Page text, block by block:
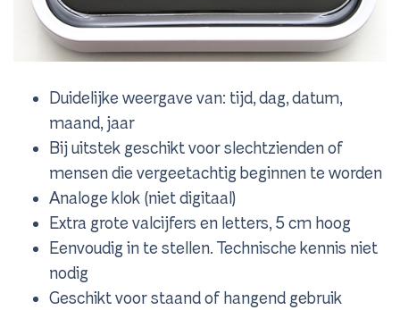
Duidelijke weergave van: tijd, dag, datum,
maand, jaar
Bij uitstek geschikt voor slechtzienden of
mensen die vergeetachtig beginnen te worden
Analoge klok (niet digitaal)
Extra grote valcijfers en letters, 5 cm hoog
Eenvoudig in te stellen. Technische kennis niet
nodig
Geschikt voor staand of hangend gebruik